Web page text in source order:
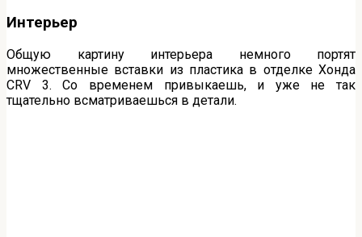
Интерьер
Общую картину интерьера немного портят
множественные вставки из пластика в отделке Хонда
CRV 3. Со временем привыкаешь, и уже не так
тщательно всматриваешься в детали.